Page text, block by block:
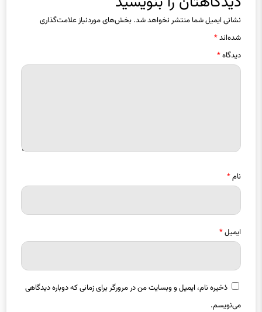
نشانی ایمیل شما منتشر نخواهد شد. بخش‌های موردنیاز علامت‌گذاری
شده‌اند*
دیدگاه*
نام*
ایمیل*
ذخیره نام، ایمیل و وبسایت من در مرورگر برای زمانی که دوباره دیدگاهی
می‌نویسم.